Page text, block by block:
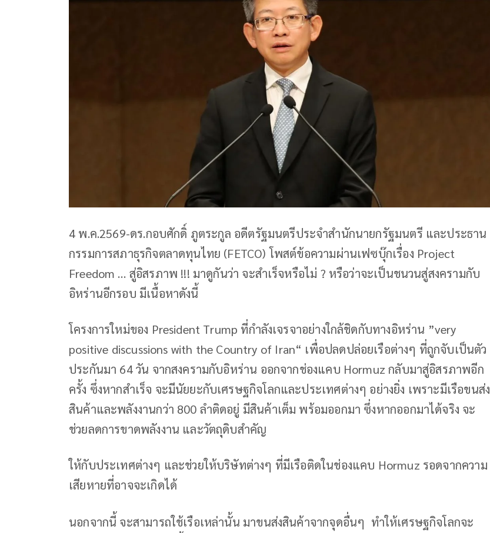
4 พ.ค.2569-ดร.กอบศักดิ์ ภูตระกูล อดีตรัฐมนตรีประจำสำนักนายกรัฐมนตรี และประธาน
กรรมการสภาธุรกิจตลาดทุนไทย (FETCO) โพสต์ข้อความผ่านเฟซบุ๊กเรื่อง Project
Freedom … สู่อิสรภาพ !!! มาดูกันว่า จะสำเร็จหรือไม่ ? หรือว่าจะเป็นชนวนสู่สงครามกับ
อิหร่านอีกรอบ มีเนื้อหาดังนี้
โครงการใหม่ของ President Trump ที่กำลังเจรจาอย่างใกล้ชิดกับทางอิหร่าน ”very
positive discussions with the Country of Iran“ เพื่อปลดปล่อยเรือต่างๆ ที่ถูกจับเป็นตัว
ประกันมา 64 วัน จากสงครามกับอิหร่าน ออกจากช่องแคบ Hormuz กลับมาสู่อิสรภาพอีก
ครั้ง ซึ่งหากสำเร็จ จะมีนัยยะกับเศรษฐกิจโลกและประเทศต่างๆ อย่างยิ่ง เพราะมีเรือขนส่ง
สินค้าและพลังงานกว่า 800 ลำติดอยู่ มีสินค้าเต็ม พร้อมออกมา ซึ่งหากออกมาได้จริง จะ
ช่วยลดการขาดพลังงาน และวัตถุดิบสำคัญ
ให้กับประเทศต่างๆ และช่วยให้บริษัทต่างๆ ที่มีเรือติดในช่องแคบ Hormuz รอดจากความ
เสียหายที่อาจจะเกิดได้
นอกจากนี้ จะสามารถใช้เรือเหล่านั้น มาขนส่งสินค้าจากจุดอื่นๆ ทำให้เศรษฐกิจโลกจะ